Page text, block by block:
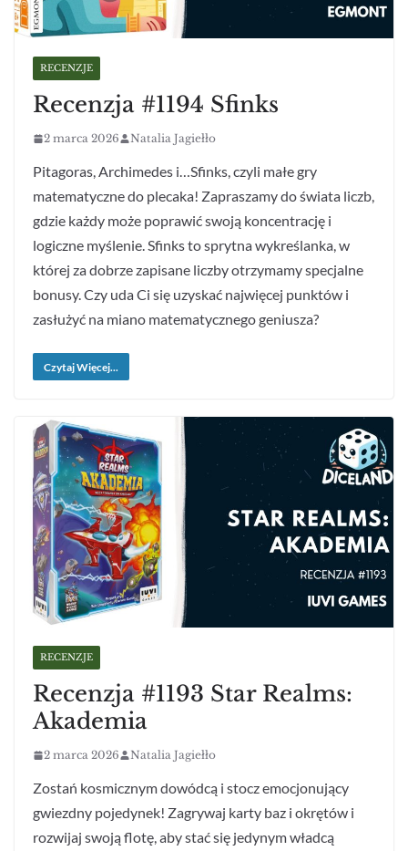
RECENZJE
Recenzja #1194 Sfinks
2 marca 2026 Natalia Jagiełło
Pitagoras, Archimedes i…Sfinks, czyli małe gry
matematyczne do plecaka! Zapraszamy do świata liczb,
gdzie każdy może poprawić swoją koncentrację i
logiczne myślenie. Sfinks to sprytna wykreślanka, w
której za dobrze zapisane liczby otrzymamy specjalne
bonusy. Czy uda Ci się uzyskać najwięcej punktów i
zasłużyć na miano matematycznego geniusza?
Czytaj Więcej...
RECENZJE
Recenzja #1193 Star Realms:
Akademia
2 marca 2026 Natalia Jagiełło
Zostań kosmicznym dowódcą i stocz emocjonujący
gwiezdny pojedynek! Zagrywaj karty baz i okrętów i
rozwijaj swoją flotę, aby stać się jedynym władcą